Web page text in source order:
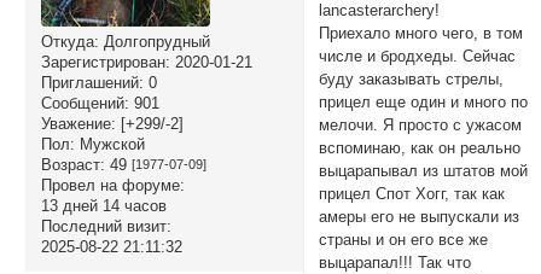
Откуда: Долгопрудный
Зарегистрирован: 2020-01-21
Приглашений: 0
Сообщений: 901
Уважение: [+299/-2]
Пол: Мужской
Возраст: 49 [1977-07-09]
Провел на форуме:
13 дней 14 часов
Последний визит:
2025-08-22 21:11:32
lancasterarchery!
Приехало много чего, в том
числе и бродхеды. Сейчас
буду заказывать стрелы,
прицел еще один и много по
мелочи. Я просто с ужасом
вспоминаю, как он реально
выцарапывал из штатов мой
прицел Спот Хогг, так как
амеры его не выпускали из
страны и он его все же
выцарапал!!! Так что